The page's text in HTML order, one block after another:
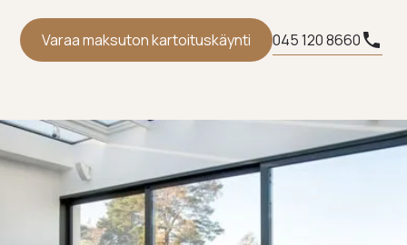
Varaa maksuton kartoituskäynti 045 120 8660